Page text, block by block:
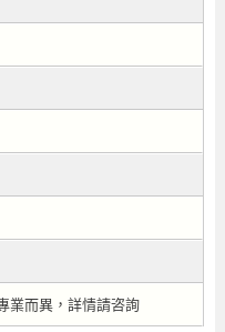
業而異，詳情請咨詢